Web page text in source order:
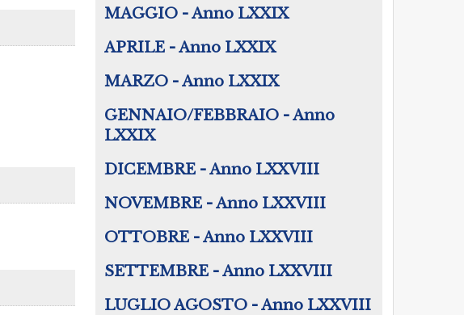
MAGGIO - Anno LXXIX
APRILE - Anno LXXIX
MARZO - Anno LXXIX
GENNAIO/FEBBRAIO - Anno
LXXIX
DICEMBRE - Anno LXXVIII
NOVEMBRE - Anno LXXVIII
OTTOBRE - Anno LXXVIII
SETTEMBRE - Anno LXXVIII
LUGLIO AGOSTO - Anno LXXVIII